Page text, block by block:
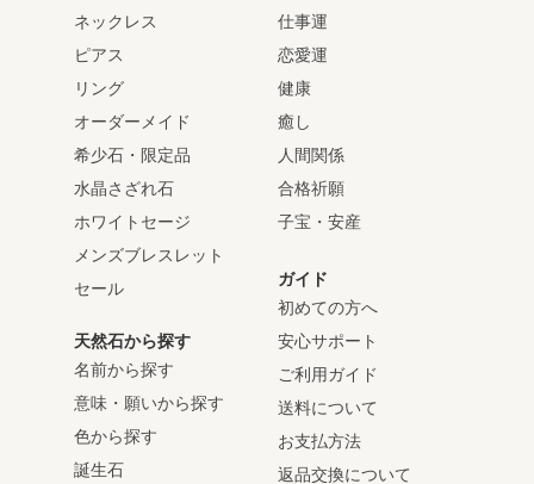
ネックレス
ピアス
リング
オーダーメイド
希少石・限定品
水晶さざれ石
ホワイトセージ
メンズブレスレット
セール
仕事運
恋愛運
健康
癒し
人間関係
合格祈願
子宝・安産
天然石から探す
名前から探す
意味・願いから探す
色から探す
誕生石
ガイド
初めての方へ
安心サポート
ご利用ガイド
送料について
お支払方法
返品交換について